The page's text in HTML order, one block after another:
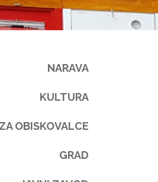
NARAVA
KULTURA
ZA OBISKOVALCE
GRAD